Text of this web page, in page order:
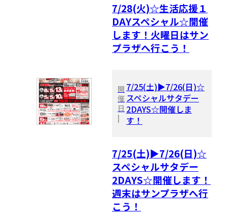
7/28(火)☆生活応援１
DAYスペシャル☆開催
します！火曜日はサン
プラザへ行こう！
開
催
日
|
7/25(土)▶7/26(日)☆
スペシャルサタデー
2DAYS☆開催しま
す！
7/25(土)▶7/26(日)☆
スペシャルサタデー
2DAYS☆開催します！
週末はサンプラザへ行
こう！